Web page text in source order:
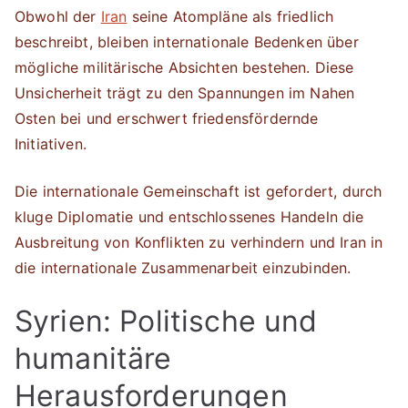
Obwohl der Iran seine Atompläne als friedlich
beschreibt, bleiben internationale Bedenken über
mögliche militärische Absichten bestehen. Diese
Unsicherheit trägt zu den Spannungen im Nahen
Osten bei und erschwert friedensfördernde
Initiativen.
Die internationale Gemeinschaft ist gefordert, durch
kluge Diplomatie und entschlossenes Handeln die
Ausbreitung von Konflikten zu verhindern und Iran in
die internationale Zusammenarbeit einzubinden.
Syrien: Politische und
humanitäre
Herausforderungen